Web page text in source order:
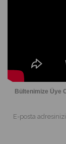
Bültenimize Üye